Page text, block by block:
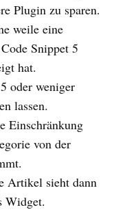
Plugin zu sparen.
weile eine
Snippet 5
hat.
oder weniger
lassen.
Einschränkung
von der
Artikel sieht dann
Widget.